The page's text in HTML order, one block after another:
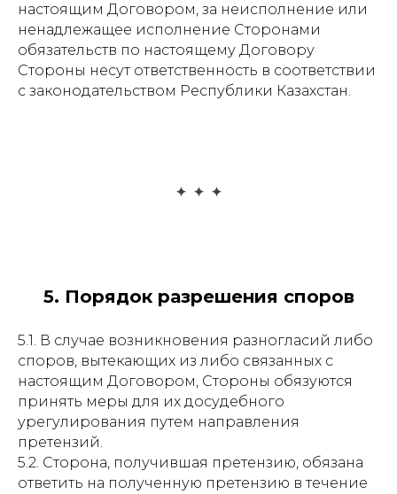
настоящим Договором, за неисполнение или
ненадлежащее исполнение Сторонами
обязательств по настоящему Договору
Стороны несут ответственность в соответствии
с законодательством Республики Казахстан.
5. Порядок разрешения споров
5.1. В случае возникновения разногласий либо
споров, вытекающих из либо связанных с
настоящим Договором, Стороны обязуются
принять меры для их досудебного
урегулирования путем направления
претензий.
5.2. Сторона, получившая претензию, обязана
ответить на полученную претензию в течение